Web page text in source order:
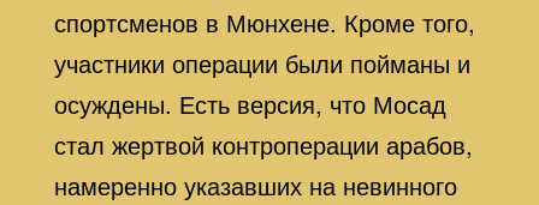
спортсменов в Мюнхене. Кроме того,
участники операции были пойманы и
осуждены. Есть версия, что Мосад
стал жертвой контроперации арабов,
намеренно указавших на невинного